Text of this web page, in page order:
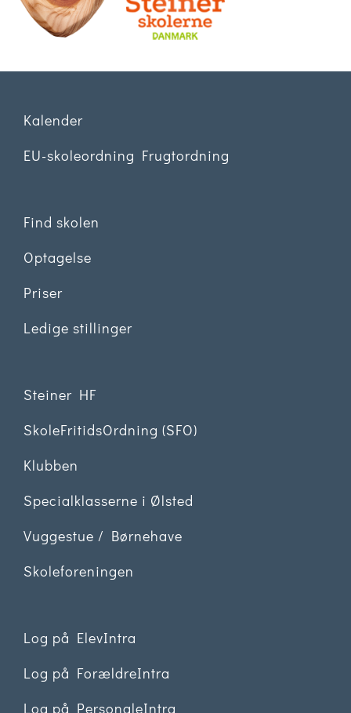
Kalender
EU-skoleordning Frugtordning
Find skolen
Optagelse
Priser
Ledige stillinger
Steiner HF
SkoleFritidsOrdning (SFO)
Klubben
Specialklasserne i Ølsted
Vuggestue / Børnehave
Skoleforeningen
Log på ElevIntra
Log på ForældreIntra
Log på PersonaleIntra